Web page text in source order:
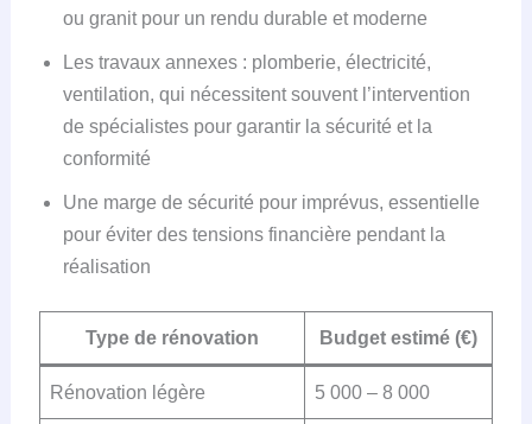
ou granit pour un rendu durable et moderne
Les travaux annexes : plomberie, électricité,
ventilation, qui nécessitent souvent l’intervention
de spécialistes pour garantir la sécurité et la
conformité
Une marge de sécurité pour imprévus, essentielle
pour éviter des tensions financière pendant la
réalisation
Type de rénovation Budget estimé (€)
Rénovation légère 5 000 – 8 000